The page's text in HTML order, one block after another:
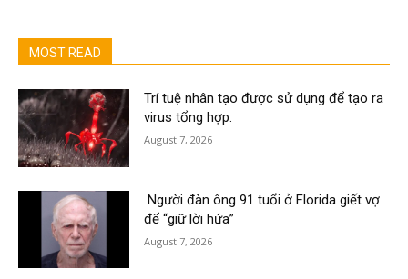
MOST READ
Trí tuệ nhân tạo được sử dụng để tạo ra
virus tổng hợp.
August 7, 2026
Người đàn ông 91 tuổi ở Florida giết vợ
để “giữ lời hứa”
August 7, 2026